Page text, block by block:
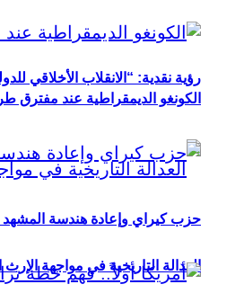
رؤية نقدية: “الانقلاب الأخلاقي
العدالة التاريخية في مواجهة
الكونغو الديمقراطية عند مفترق
حزب كيراي وإعادة هندسة